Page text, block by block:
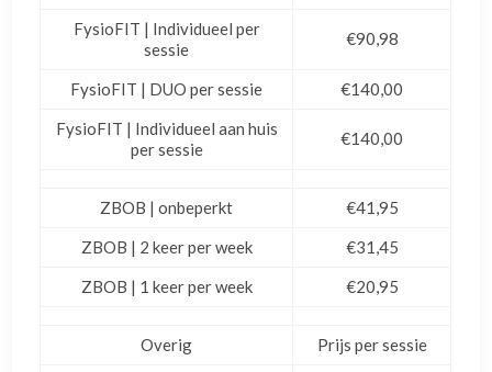
FysioFIT | Individueel per
sessie
€90,98
FysioFIT | DUO per sessie
€140,00
FysioFIT | Individueel aan huis
per sessie
€140,00
ZBOB | onbeperkt
€41,95
ZBOB | 2 keer per week
€31,45
ZBOB | 1 keer per week
€20,95
Overig
Prijs per sessie